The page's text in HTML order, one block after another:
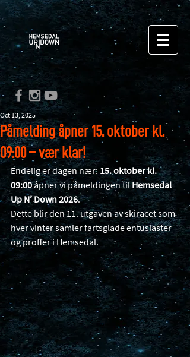
Påmelding åpner 15. oktober kl.
09:00 – vær klar!
Oct 13, 2025
Endelig er dagen nær: 15. oktober kl.
09:00 åpner vi påmeldingen til Hemsedal
Up N’ Down 2026.
Dette blir den 11. utgaven av skiracet som
hver vinter samler fartsglade entusiaster
og proffer i Hemsedal.